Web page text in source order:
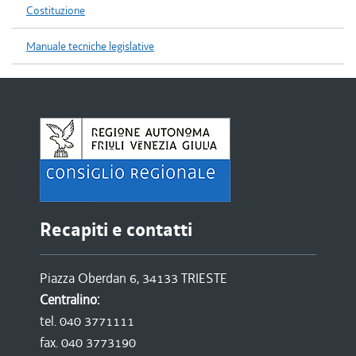
Costituzione
Manuale tecniche legislative
Recapiti e contatti
Piazza Oberdan 6, 34133 TRIESTE
Centralino:
tel. 040 3771111
fax. 040 3773190